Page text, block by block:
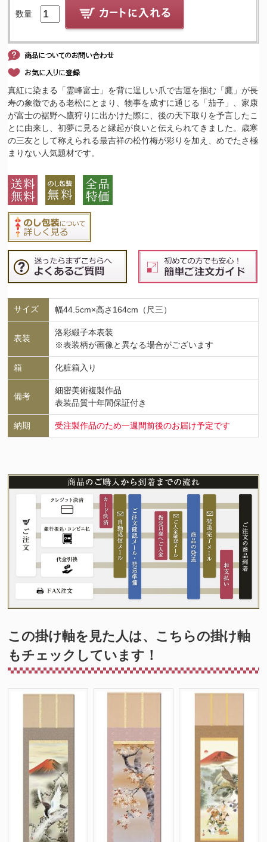
数量
真紅に染まる「霊峰富士」を背に逞しい爪で吉運を掴む「鷹」が長
寿の象徴である老松にとまり、物事を成すに通じる「茄子」、家康
が富士の裾野へ鷹狩りに出かけた際に、後の天下取りを予言したこ
とに由来し、初夢に見ると縁起が良いと伝えられてきました。歳寒
の三友として称えられる最吉祥の松竹梅が彩りを加え、めでたさ極
まりない人気題材です。
サイズ 幅44.5cm×高さ164cm（尺三）
表装
洛彩緞子本表装
※表装柄が画像と異なる場合がございます
箱 化粧箱入り
備考
細密美術複製作品
表装品質十年間保証付き
納期 受注製作品のため一週間前後のお届け予定です
この掛け軸を見た人は、こちらの掛け軸
もチェックしています！